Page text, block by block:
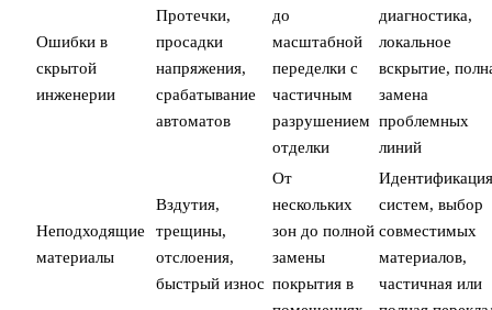
Ошибки в
скрытой
инженерии
Протечки,
просадки
напряжения,
срабатывание
автоматов
до
масштабной
переделки с
частичным
разрушением
отделки
диагностика,
локальное
вскрытие,
замена
проблемных
линий
Неподходящие
материалы
Вздутия,
трещины,
отслоения,
быстрый износ
От
нескольких
зон до полной
замены
покрытия в
систем, выбор
совместимых
материалов,
частичная или